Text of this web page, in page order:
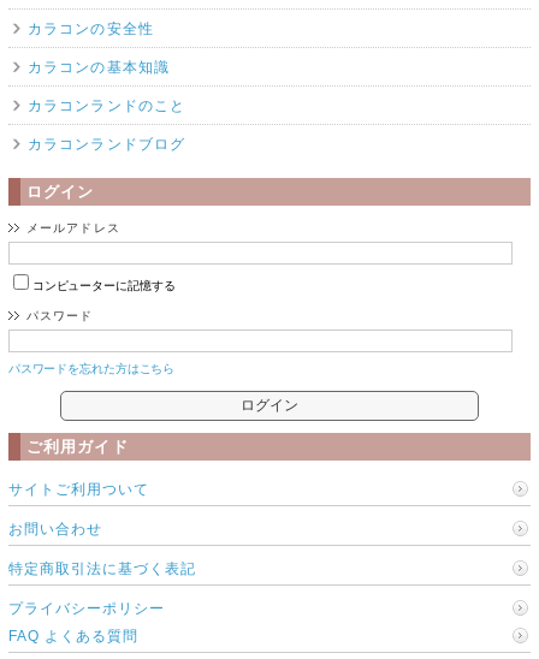
カラコンの安全性
カラコンの基本知識
カラコンランドのこと
カラコンランドブログ
ログイン
メールアドレス
コンピューターに記憶する
パスワード
パスワードを忘れた方はこちら
ご利用ガイド
サイトご利用ついて
お問い合わせ
特定商取引法に基づく表記
プライバシーポリシー
FAQ よくある質問